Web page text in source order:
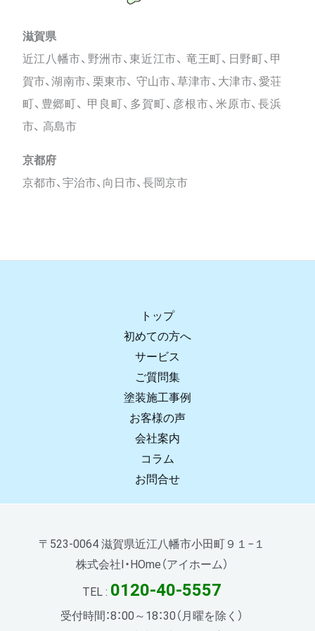
滋賀県
近江八幡市、野洲市、東近江市、 竜王町、日野町、甲
賀市、湖南市、栗東市、 守山市、草津市、大津市、愛荘
町、豊郷町、 甲良町、多賀町、彦根市、米原市、長浜
市、 高島市
京都府
京都市、宇治市、向日市、長岡京市
トップ
初めての方へ
サービス
ご質問集
塗装施工事例
お客様の声
会社案内
コラム
お問合せ
〒523-0064 滋賀県近江八幡市小田町９１−１
株式会社I・HOme（アイホーム）
TEL : 0120-40-5557
受付時間：8：00～18：30（月曜を除く）